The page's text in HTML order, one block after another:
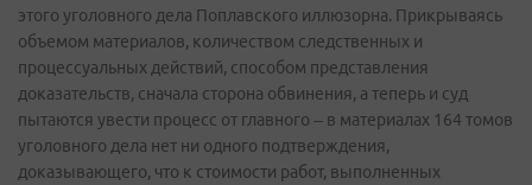
этого уголовного дела Поплавского иллюзорна. Прикрываясь
объемом материалов, количеством следственных и
процессуальных действий, способом представления
доказательств, сначала сторона обвинения, а теперь и суд
пытаются увести процесс от главного – в материалах 164 томов
уголовного дела нет ни одного подтверждения,
доказывающего, что к стоимости работ, выполненных